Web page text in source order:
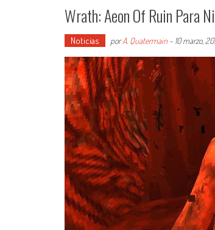
Wrath: Aeon Of Ruin Para
Noticias porA. Quatermain - 10 marzo,